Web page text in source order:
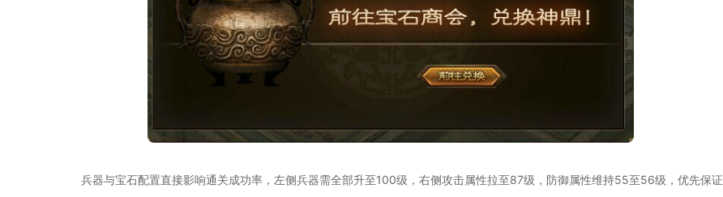
兵器与宝石配置直接影响通关成功率，左侧兵器需全部升至100级，右侧攻击属性拉至87级，防御属性维持55至56级，优先保证